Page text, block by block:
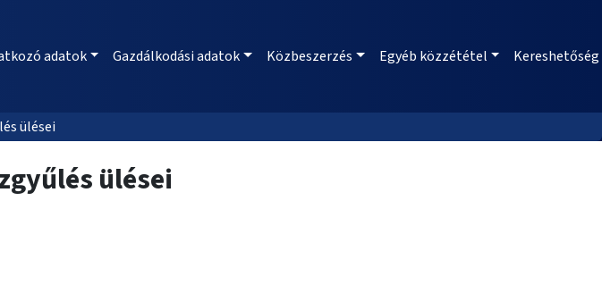
adatok Gazdálkodási adatok Közbeszerzés Egyéb közzététel Kereshetőség
ülései
ülései